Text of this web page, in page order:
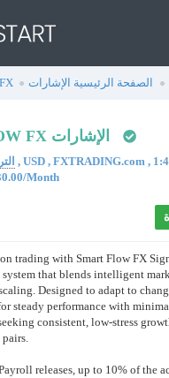
الصفحة الرئيسية الإشارات
SMART FLOW FX الإشارات
Month
trading with Smart Flow FX
that blends intelligent
Designed to adapt to
steady performance with
consistent, low-stress
pairs.
releases, up to 10% of the